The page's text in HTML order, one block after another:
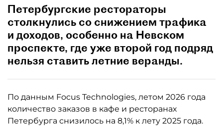
Петербургские рестораторы
столкнулись со снижением трафика
и доходов, особенно на Невском
проспекте, где уже второй год подряд
нельзя ставить летние веранды.
По данным Focus Technologies, летом 2026 года
количество заказов в кафе и ресторанах
Петербурга снизилось на 8,1% к лету 2025 года.